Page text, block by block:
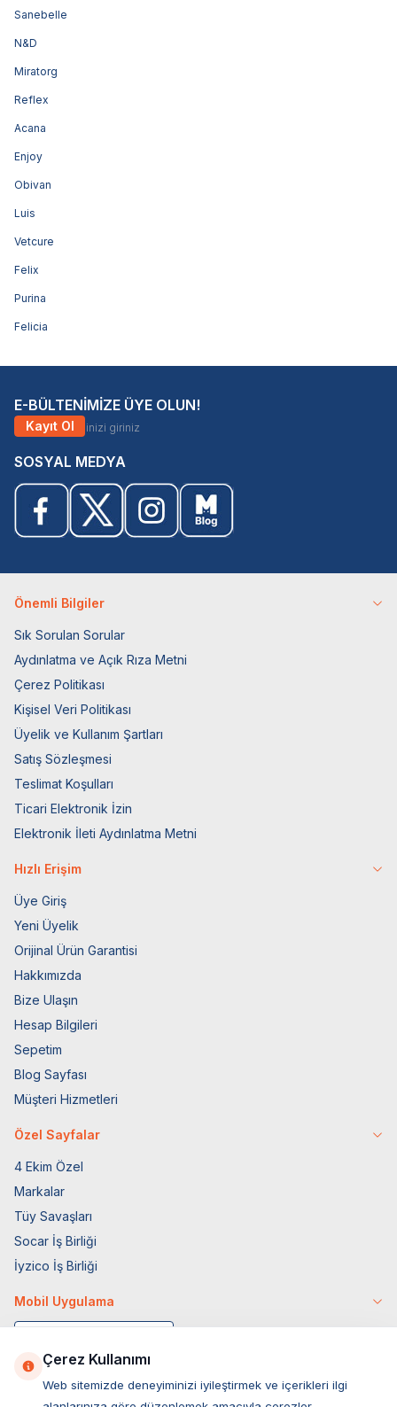
Sanebelle
N&D
Miratorg
Reflex
Acana
Enjoy
Obivan
Luis
Vetcure
Felix
Purina
Felicia
E-BÜLTENİMİZE ÜYE OLUN!
Kayıt Ol
SOSYAL MEDYA
Önemli Bilgiler
Sık Sorulan Sorular
Aydınlatma ve Açık Rıza Metni
Çerez Politikası
Kişisel Veri Politikası
Üyelik ve Kullanım Şartları
Satış Sözleşmesi
Teslimat Koşulları
Ticari Elektronik İzin
Elektronik İleti Aydınlatma Metni
Hızlı Erişim
Üye Giriş
Yeni Üyelik
Orijinal Ürün Garantisi
Hakkımızda
Bize Ulaşın
Hesap Bilgileri
Sepetim
Blog Sayfası
Müşteri Hizmetleri
Özel Sayfalar
4 Ekim Özel
Markalar
Tüy Savaşları
Socar İş Birliği
İyzico İş Birliği
Mobil Uygulama
Çerez Kullanımı
Web sitemizde deneyiminizi iyileştirmek ve içerikleri ilgi